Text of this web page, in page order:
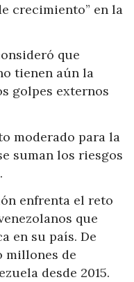
crecimiento” en la
que
tienen aún la
golpes externos
moderado para la
suman los riesgos
enfrenta el reto
que
en su país. De
millones de
desde 2015.